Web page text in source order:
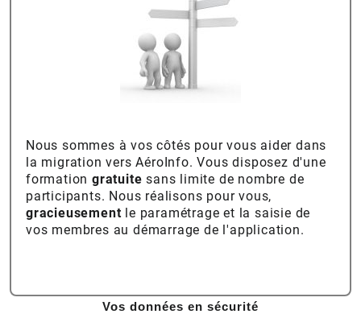
Nous sommes à vos côtés pour vous aider dans
la migration vers AéroInfo. Vous disposez d'une
formation gratuite sans limite de nombre de
participants. Nous réalisons pour vous,
gracieusement le paramétrage et la saisie de
vos membres au démarrage de l'application.
Vos données en sécurité